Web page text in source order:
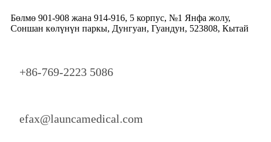
Бөлмө 901-908 жана 914-916, 5 корпус, №1 Янфа жолу,
Соншан көлүнүн паркы, Дунгуан, Гуандун, 523808, Кытай
+86-769-2223 5086
efax@launcamedical.com